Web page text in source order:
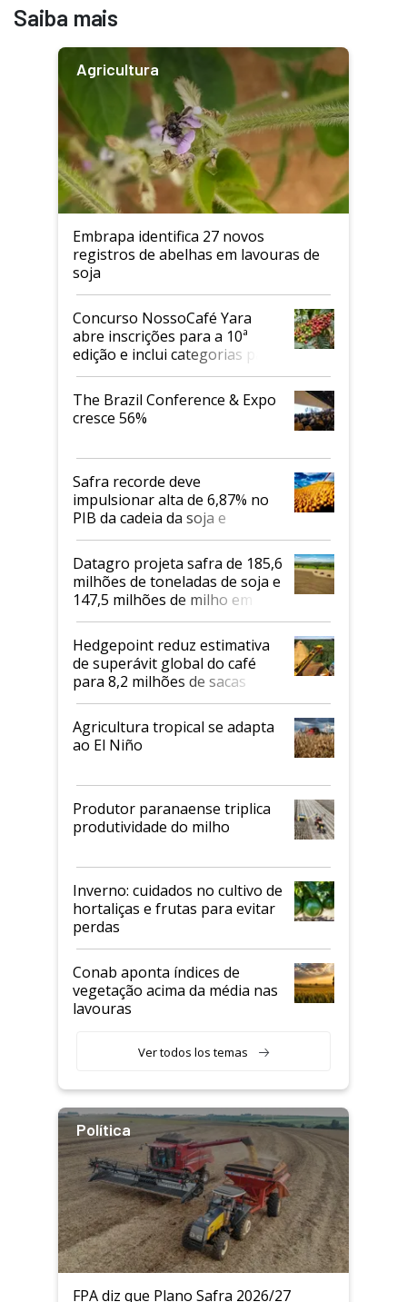
Saiba mais
Agricultura
Embrapa identifica 27 novos
registros de abelhas em lavouras de
soja
Concurso NossoCafé Yara
abre inscrições para a 10ª
edição e inclui categorias para
cafés Canephora
The Brazil Conference & Expo
cresce 56%
Safra recorde deve
impulsionar alta de 6,87% no
PIB da cadeia da soja e
biodiesel em 2026
Datagro projeta safra de 185,6
milhões de toneladas de soja e
147,5 milhões de milho em
2026/27
Hedgepoint reduz estimativa
de superávit global do café
para 8,2 milhões de sacas
Agricultura tropical se adapta
ao El Niño
Produtor paranaense triplica
produtividade do milho
Inverno: cuidados no cultivo de
hortaliças e frutas para evitar
perdas
Conab aponta índices de
vegetação acima da média nas
lavouras
Ver todos los temas
Política
FPA diz que Plano Safra 2026/27